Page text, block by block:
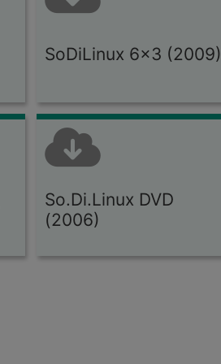
SoDiLinux 6x3 (2009)
So.Di.Linux DVD
(2006)